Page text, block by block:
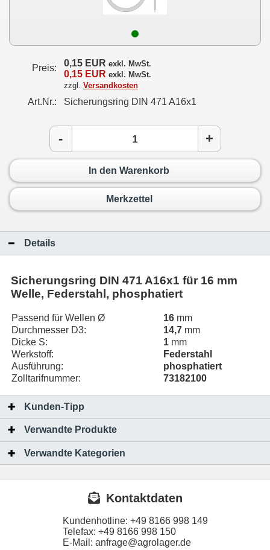
Preis: 0,15 EUR exkl. MwSt.
0,15 EUR exkl. MwSt.
zzgl. Versandkosten
Art.Nr.: Sicherungsring DIN 471 A16x1
- +
In den Warenkorb
Merkzettel
Details
Sicherungsring DIN 471 A16x1 für 16 mm
Welle, Federstahl, phosphatiert
Passend für Wellen Ø 16 mm
Durchmesser D3:
14,7 mm
Dicke S:
1 mm
Werkstoff:
Federstahl
Ausführung:
phosphatiert
Zolltarifnummer:
73182100
Kunden-Tipp
Verwandte Produkte
Verwandte Kategorien
Kontaktdaten
Kundenhotline: +49 8166 998 149
Telefax: +49 8166 998 150
E-Mail: anfrage@agrolager.de